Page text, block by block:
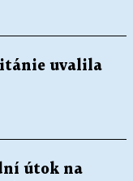
uvalila
útok na